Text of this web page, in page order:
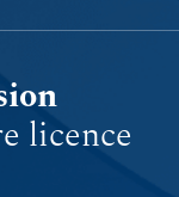
licence